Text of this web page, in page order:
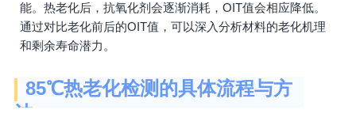
能。热老化后，抗氧化剂会逐渐消耗，OIT值会相应降低。
通过对比老化前后的OIT值，可以深入分析材料的老化机理
和剩余寿命潜力。
85℃热老化检测的具体流程与方
法